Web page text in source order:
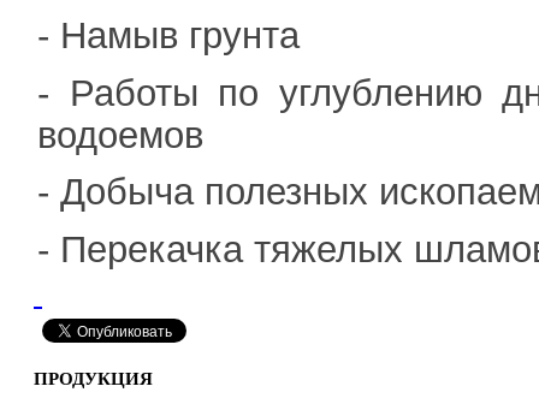
- Намыв грунта
- Работы по углублению
водоемов
- Добыча полезных
- Перекачка тяжелых
ПРОДУКЦИЯ